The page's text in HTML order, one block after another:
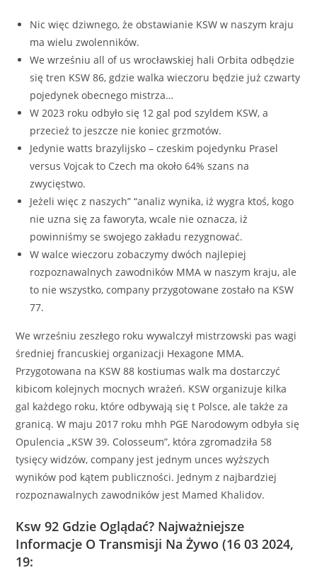
Nic więc dziwnego, że obstawianie KSW w naszym kraju
ma wielu zwolenników.
We wrześniu all of us wrocławskiej hali Orbita odbędzie
się tren KSW 86, gdzie walka wieczoru będzie już czwarty
pojedynek obecnego mistrza…
W 2023 roku odbyło się 12 gal pod szyldem KSW, a
przecież to jeszcze nie koniec grzmotów.
Jedynie watts brazylijsko – czeskim pojedynku Prasel
versus Vojcak to Czech ma około 64% szans na
zwycięstwo.
Jeżeli więc z naszych” “analiz wynika, iż wygra ktoś, kogo
nie uzna się za faworyta, wcale nie oznacza, iż
powinniśmy se swojego zakładu rezygnować.
W walce wieczoru zobaczymy dwóch najlepiej
rozpoznawalnych zawodników MMA w naszym kraju, ale
to nie wszystko, company przygotowane zostało na KSW
77.
We wrześniu zeszłego roku wywalczył mistrzowski pas wagi
średniej francuskiej organizacji Hexagone MMA.
Przygotowana na KSW 88 kostiumas walk ma dostarczyć
kibicom kolejnych mocnych wrażeń. KSW organizuje kilka
gal każdego roku, które odbywają się t Polsce, ale także za
granicą. W maju 2017 roku mhh PGE Narodowym odbyła się
Opulencia „KSW 39. Colosseum”, która zgromadziła 58
tysięcy widzów, company jest jednym unces wyższych
wyników pod kątem publiczności. Jednym z najbardziej
rozpoznawalnych zawodników jest Mamed Khalidov.
Ksw 92 Gdzie Oglądać? Najważniejsze
Informacje O Transmisji Na Żywo (16 03 2024,
19: